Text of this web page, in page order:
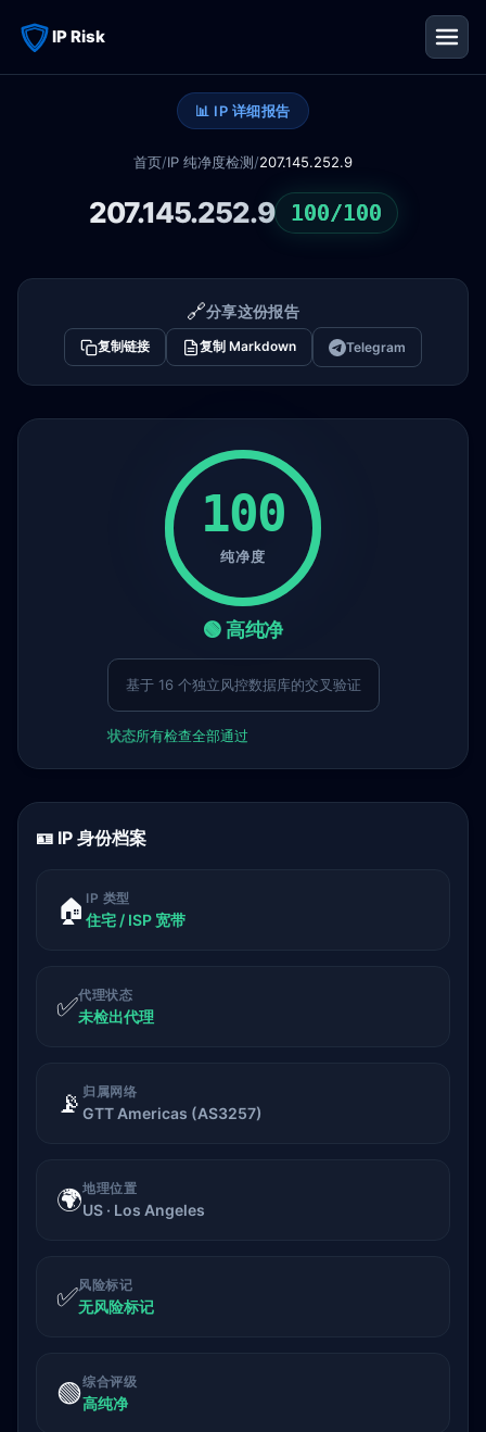
IP Risk
📊 IP 详细报告
首页/IP 纯净度检测/207.145.252.9
207.145.252.9 100/100
🔗分享这份报告
复制链接 复制 Markdown Telegram
100
纯净度
🟢 高纯净
基于 16 个独立风控数据库的交叉验证
状态所有检查全部通过
🪪 IP 身份档案
🏠 IP 类型
住宅 / ISP 宽带
✅代理状态
未检出代理
📡 归属网络
GTT Americas (AS3257)
🌍地理位置
US · Los Angeles
✅风险标记
无风险标记
🟢综合评级
高纯净